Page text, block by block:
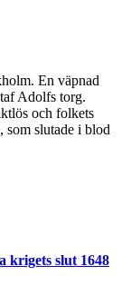
En väpnad
Adolfs torg.
och folkets
som slutade i blod
krigets slut 1648